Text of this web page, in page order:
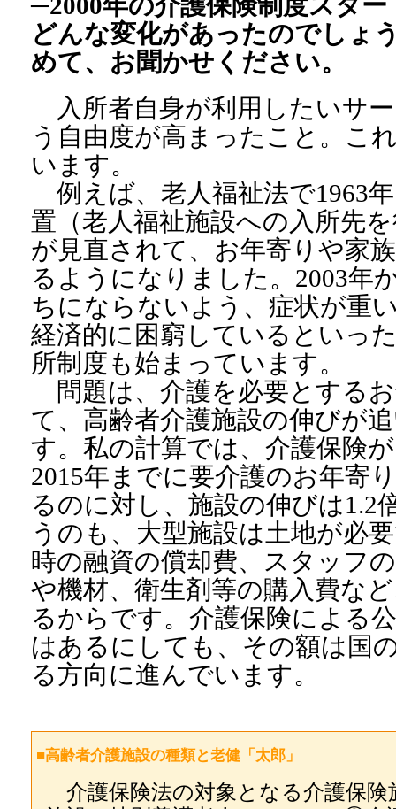
どんな変化があったのでしょ
めて、お聞かせください。
入所者自身が利用したいサ
う自由度が高まったこと。こ
います。
例えば、老人福祉法で1963
置（老人福祉施設への入所先
が見直されて、お年寄りや家
るようになりました。2003年
ちにならないよう、症状が重
経済的に困窮しているといっ
所制度も始まっています。
問題は、介護を必要とする
て、高齢者介護施設の伸びが
す。私の計算では、介護保険
2015年までに要介護のお年寄
るのに対し、施設の伸びは1.2
うのも、大型施設は土地が必
時の融資の償却費、スタッフ
や機材、衛生剤等の購入費な
るからです。介護保険による
はあるにしても、その額は国
る方向に進んでいます。
■高齢者介護施設の種類と老健「太郎」
介護保険法の対象となる介護保